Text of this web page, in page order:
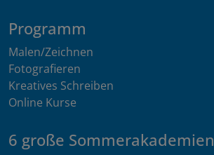
Programm
Malen/Zeichnen
Fotografieren
Kreatives Schreiben
Online Kurse
6 große Sommerakademien